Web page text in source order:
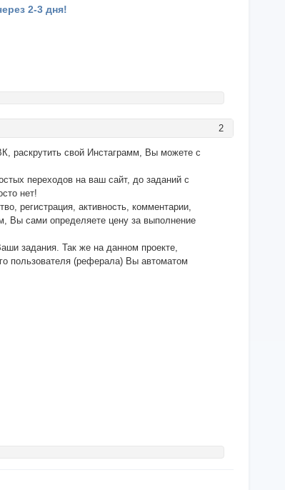
2-3 дня!
2
раскрутить свой Инстаграмм, Вы можете с
переходов на ваш сайт, до заданий с
нет!
регистрация, активность, комментарии,
Вы сами определяете цену за выполнение
задания. Так же на данном проекте,
пользователя (реферала) Вы автоматом